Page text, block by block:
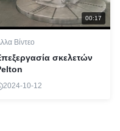
00:17
Βίντεο
σκελετών
2024-10-12